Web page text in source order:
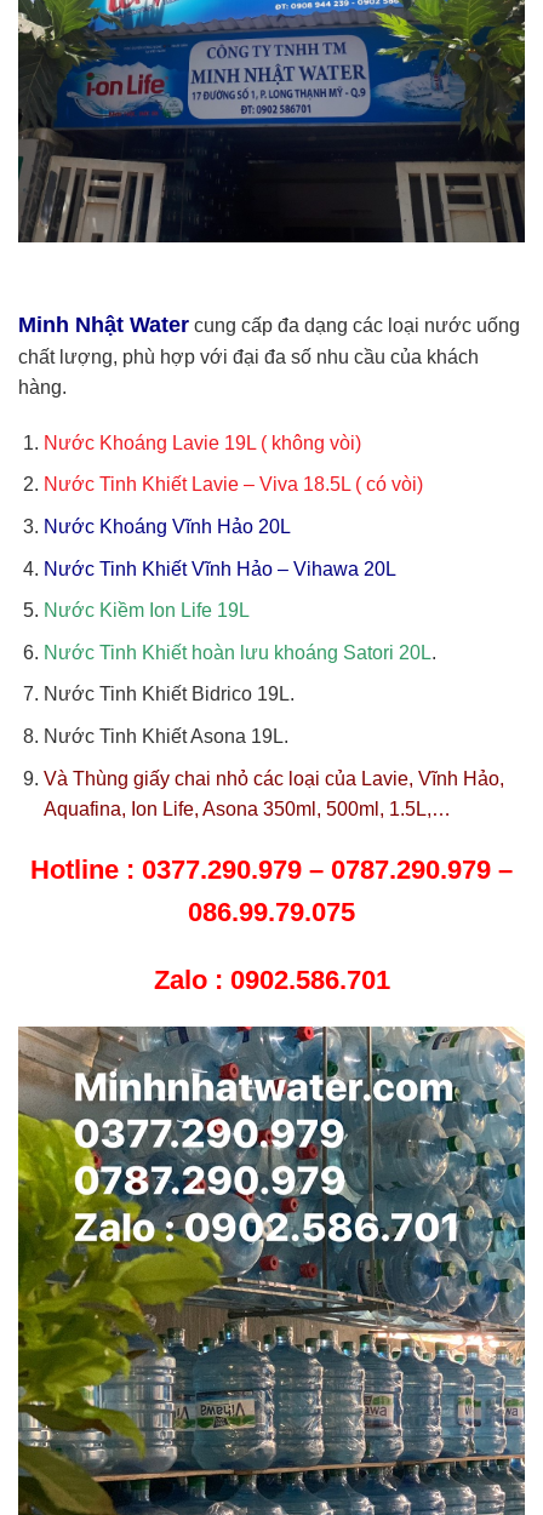
Minh Nhật Water cung cấp đa dạng các loại nước uống
chất lượng, phù hợp với đại đa số nhu cầu của khách
hàng.
Nước Khoáng Lavie 19L ( không vòi)
Nước Tinh Khiết Lavie – Viva 18.5L ( có vòi)
Nước Khoáng Vĩnh Hảo 20L
Nước Tinh Khiết Vĩnh Hảo – Vihawa 20L
Nước Kiềm Ion Life 19L
Nước Tinh Khiết hoàn lưu khoáng Satori 20L.
Nước Tinh Khiết Bidrico 19L.
Nước Tinh Khiết Asona 19L.
Và Thùng giấy chai nhỏ các loại của Lavie, Vĩnh Hảo,
Aquafina, Ion Life, Asona 350ml, 500ml, 1.5L,…
Hotline : 0377.290.979 – 0787.290.979 –
086.99.79.075
Zalo : 0902.586.701